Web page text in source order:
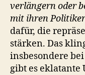
verlängern oder
mit ihren
dafür, die
stärken. Das
insbesondere
gibt es eklatante